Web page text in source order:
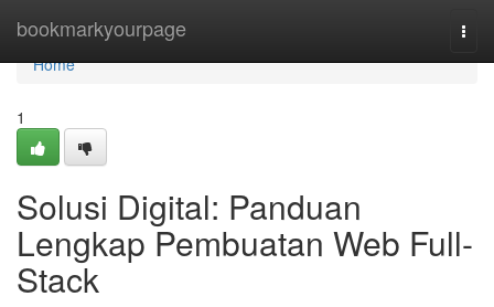
bookmarkyourpage
Home
Home
1
Solusi Digital: Panduan
Lengkap Pembuatan Web Full-
Stack